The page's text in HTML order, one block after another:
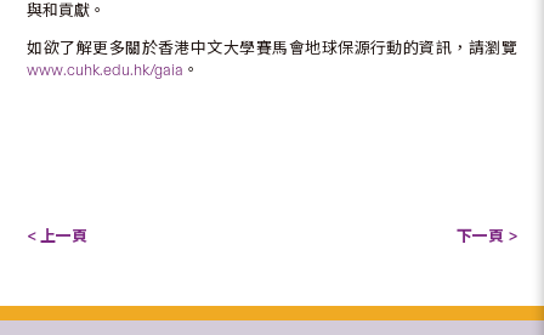
與和貢獻。
如欲了解更多關於香港中文大學賽馬會地球保源行動的資訊，請瀏覽
www.cuhk.edu.hk/gaia 。
< 上一頁 下一頁 >